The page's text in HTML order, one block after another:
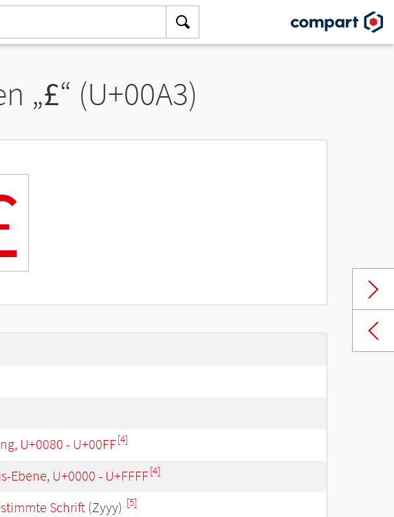
„£“ (U+00A3)
U+0080 - U+00FF[4]
Ebene, U+0000 - U+FFFF[4]
Schrift (Zyyy) [5]